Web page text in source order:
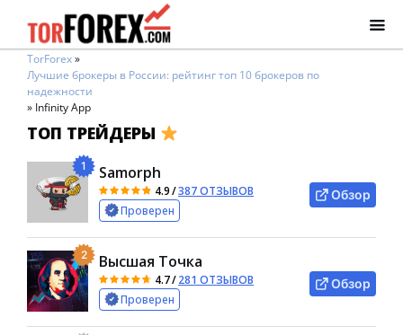
TorForex»
Лучшие брокеры в России: рейтинг топ 10 брокеров по
надежности
» Infinity App
ТОП ТРЕЙДЕРЫ
1 Samorph
4.9/387 ОТЗЫВОВ
Проверен
Обзор
2 Высшая Точка
4.7/281 ОТЗЫВОВ
Проверен
Обзор